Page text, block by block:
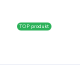
TOP produkt